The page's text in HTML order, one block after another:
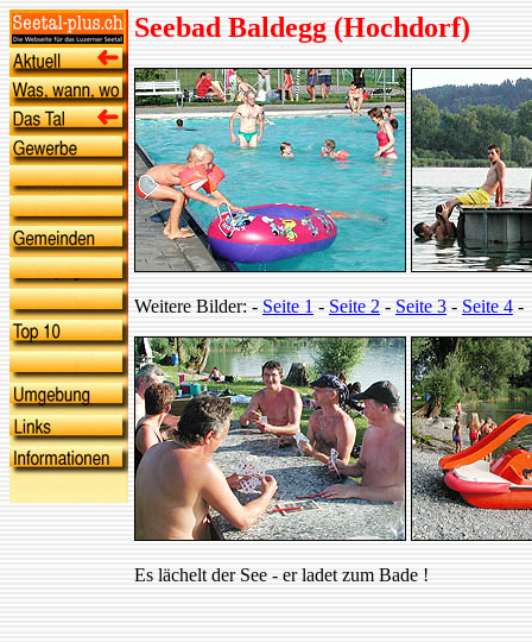
Seebad Baldegg (Hochdorf)
Weitere Bilder: - Seite 1 - Seite 2 - Seite 3 - Seite 4 -
Es lächelt der See - er ladet zum Bade !